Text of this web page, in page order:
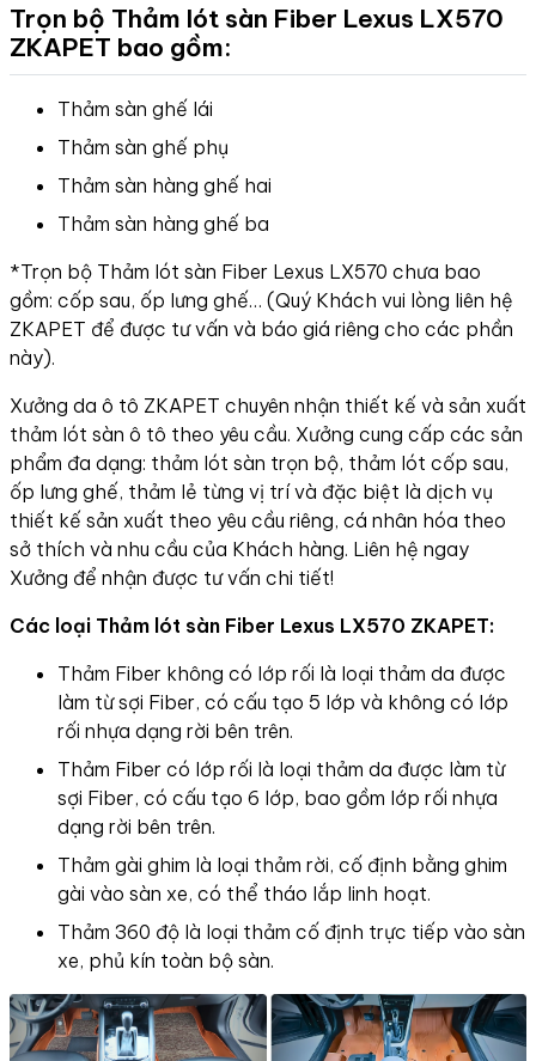
Trọn bộ Thảm lót sàn Fiber Lexus LX570
ZKAPET bao gồm:
Thảm sàn ghế lái
Thảm sàn ghế phụ
Thảm sàn hàng ghế hai
Thảm sàn hàng ghế ba
*Trọn bộ Thảm lót sàn Fiber Lexus LX570 chưa bao
gồm: cốp sau, ốp lưng ghế… (Quý Khách vui lòng liên hệ
ZKAPET để được tư vấn và báo giá riêng cho các phần
này).
Xưởng da ô tô ZKAPET chuyên nhận thiết kế và sản xuất
thảm lót sàn ô tô theo yêu cầu. Xưởng cung cấp các sản
phẩm đa dạng: thảm lót sàn trọn bộ, thảm lót cốp sau,
ốp lưng ghế, thảm lẻ từng vị trí và đặc biệt là dịch vụ
thiết kế sản xuất theo yêu cầu riêng, cá nhân hóa theo
sở thích và nhu cầu của Khách hàng. Liên hệ ngay
Xưởng để nhận được tư vấn chi tiết!
Các loại Thảm lót sàn Fiber Lexus LX570 ZKAPET:
Thảm Fiber không có lớp rối là loại thảm da được
làm từ sợi Fiber, có cấu tạo 5 lớp và không có lớp
rối nhựa dạng rời bên trên.
Thảm Fiber có lớp rối là loại thảm da được làm từ
sợi Fiber, có cấu tạo 6 lớp, bao gồm lớp rối nhựa
dạng rời bên trên.
Thảm gài ghim là loại thảm rời, cố định bằng ghim
gài vào sàn xe, có thể tháo lắp linh hoạt.
Thảm 360 độ là loại thảm cố định trực tiếp vào sàn
xe, phủ kín toàn bộ sàn.